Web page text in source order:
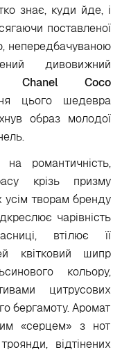
знає, куди йде, і
поставленої
непередбачуваною
дивовижний
Chanel Coco
цього шедевра
образ молодої
романтичність,
крізь призму
усім творам бренду
чарівність
втілює її
квітковий шипр
кольору,
цитрусових
бергамоту. Аромат
«серцем» з нот
відтінених